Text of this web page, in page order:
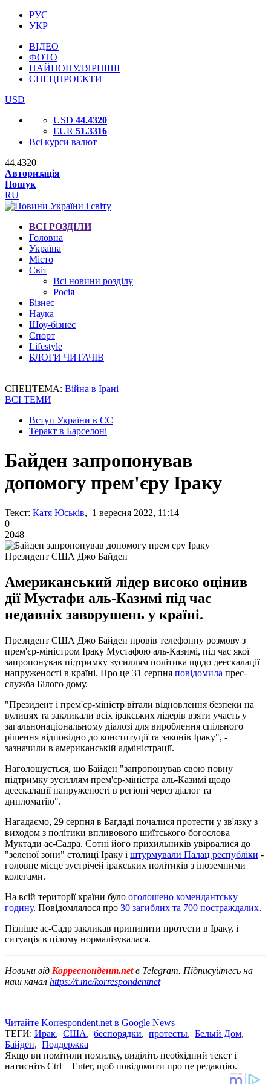
РУС
УКР
ВІДЕО
ФОТО
НАЙПОПУЛЯРНІШІ
СПЕЦПРОЕКТИ
USD
USD 44.4320
EUR 51.3316
Всі курси валют
44.4320
Авторизація
Пошук
RU
ВСІ РОЗДІЛИ
Головна
Україна
Місто
Світ
Всі новини розділу
Росія
Бізнес
Наука
Шоу-бізнес
Спорт
Lifestyle
БЛОГИ ЧИТАЧІВ
СПЕЦТЕМА: Війна в Ірані
ВСІ ТЕМИ
Вступ України в ЄС
Теракт в Барселоні
Байден запропонував
допомогу прем'єру Іраку
Текст: Катя Юськів, 1 вересня 2022, 11:14
0
2048
Президент США Джо Байден
Американський лідер високо оцінив
дії Мустафи аль-Казимі під час
недавніх заворушень у країні.
Президент США Джо Байден провів телефонну розмову з
прем'єр-міністром Іраку Мустафою аль-Казимі, під час якої
запропонував підтримку зусиллям політика щодо деескалації
напруженості в країні. Про це 31 серпня повідомила прес-
служба Білого дому.
"Президент і прем'єр-міністр вітали відновлення безпеки на
вулицях та закликали всіх іракських лідерів взяти участь у
загальнонаціональному діалозі для вироблення спільного
рішення відповідно до конституції та законів Іраку", -
зазначили в американській адміністрації.
Наголошується, що Байден "запропонував свою повну
підтримку зусиллям прем'єр-міністра аль-Казимі щодо
деескалації напруженості в регіоні через діалог та
дипломатію".
Нагадаємо, 29 серпня в Багдаді почалися протести у зв'язку з
виходом з політики впливового шиїтського богослова
Муктади ас-Садра. Сотні його прихильників увірвалися до
"зеленої зони" столиці Іраку і штурмували Палац республіки -
головне місце зустрічей іракських політиків з іноземними
колегами.
На всій території країни було оголошено комендантську
годину. Повідомлялося про 30 загиблих та 700 постраждалих.
Пізніше ас-Садр закликав припинити протести в Іраку, і
ситуація в цілому нормалізувалася.
Новини від Корреспондент.netв Telegram. Підписуйтесь на
наш канал https://t.me/korrespondentnet
Читайте Korrespondent.net в Google News
ТЕГИ: Ирак, США, беспорядки, протесты, Белый Дом,
Байден, Поддержка
Якщо ви помітили помилку, виділіть необхідний текст і
натисніть Ctrl + Enter, щоб повідомити про це редакцію.